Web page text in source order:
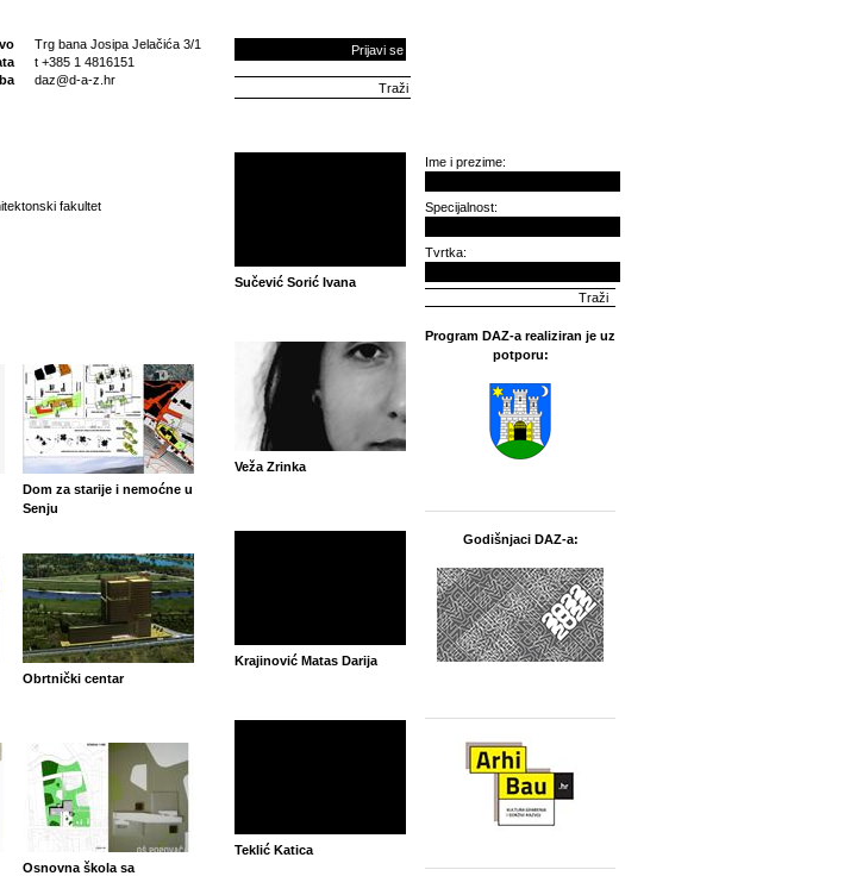
Trg bana Josipa Jelačića 3/1
t +385 1 4816151
daz@d-a-z.hr
Prijavi se
fakultet
Dom za starije i nemoćne u
Senju
Obrtnički centar
Osnovna škola sa
Sučević Sorić Ivana
Veža Zrinka
Krajinović Matas Darija
Teklić Katica
Ime i prezime:
Specijalnost:
Tvrtka:
Program DAZ-a realiziran je uz
potporu:
Godišnjaci DAZ-a: